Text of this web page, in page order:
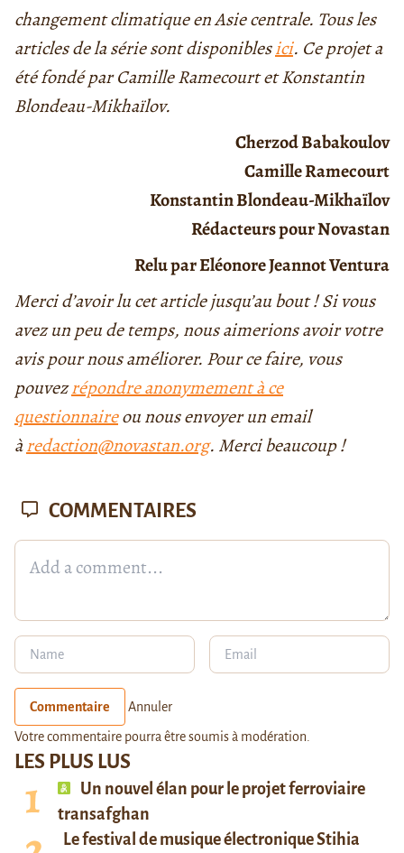
changement climatique en Asie centrale. Tous les
articles de la série sont disponiblesici. Ce projet a
été fondé par Camille Ramecourt et Konstantin
Blondeau-Mikhaïlov.
Cherzod Babakoulov
Camille Ramecourt
Konstantin Blondeau-Mikhaïlov
Rédacteurs pour Novastan
Relu par Eléonore Jeannot Ventura
Merci d’avoir lu cet article jusqu’au bout ! Si vous
avez un peu de temps, nous aimerions avoir votre
avis pour nous améliorer. Pour ce faire, vous
pouvezrépondre anonymement à ce
questionnaireou nous envoyer un email
àredaction@novastan.org. Merci beaucoup !
LES PLUS LUS
Un nouvel élan pour le projet ferroviaire
transafghan
Le festival de musique électronique Stihia
COMMENTAIRES
Commentaire Annuler
Votre commentaire pourra être soumis à modération.